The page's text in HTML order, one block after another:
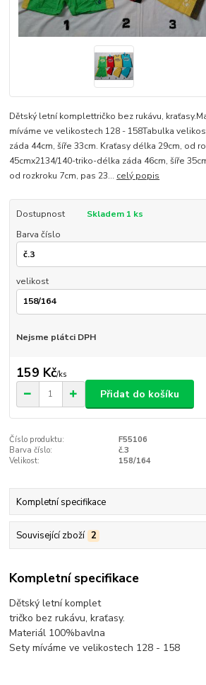
Dětský letní komplettričko bez rukávu,
míváme ve velikostech 128 - 158Tabulka
záda 44cm, šíře 33cm. Kraťasy délka 29cm, od
45cmx2134/140-triko-délka záda 46cm, šíře
od rozkroku 7cm, pas 23... celý popis
Dostupnost
Skladem 1 ks
Barva číslo
velikost
Nejsme plátci DPH
159 Kč/ks
Přidat do košíku
Číslo produktu:
F55106
Barva číslo:
č.3
Velikost:
158/164
Kompletní specifikace
Související zboží 2
Kompletní specifikace
Dětský letní komplet
tričko bez rukávu, kraťasy.
Materiál 100%bavlna
Sety míváme ve velikostech 128 - 158